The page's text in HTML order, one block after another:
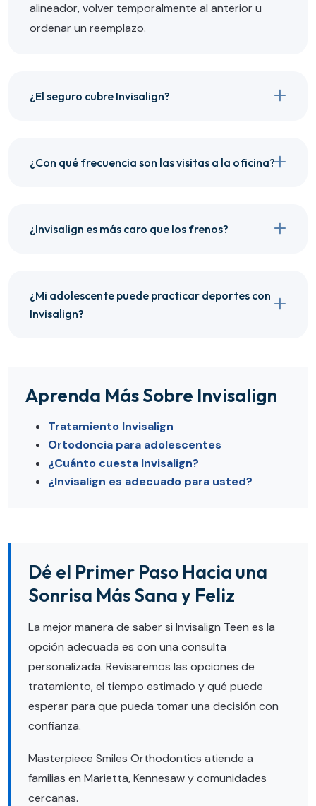
alineador, volver temporalmente al anterior u
ordenar un reemplazo.
¿El seguro cubre Invisalign?
¿Con qué frecuencia son las visitas a la oficina?
¿Invisalign es más caro que los frenos?
¿Mi adolescente puede practicar deportes con
Invisalign?
Aprenda Más Sobre Invisalign
Tratamiento Invisalign
Ortodoncia para adolescentes
¿Cuánto cuesta Invisalign?
¿Invisalign es adecuado para usted?
Dé el Primer Paso Hacia una
Sonrisa Más Sana y Feliz
La mejor manera de saber si Invisalign Teen es la
opción adecuada es con una consulta
personalizada. Revisaremos las opciones de
tratamiento, el tiempo estimado y qué puede
esperar para que pueda tomar una decisión con
confianza.
Masterpiece Smiles Orthodontics atiende a
familias en Marietta, Kennesaw y comunidades
cercanas.